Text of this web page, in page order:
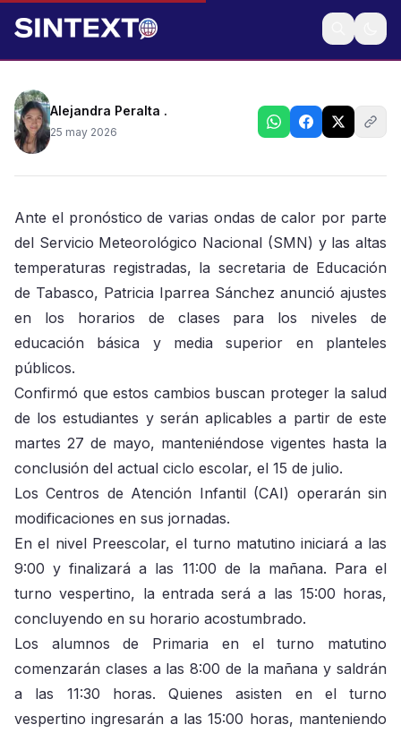
Entran en vigor a partir de este martes 26 de mayo
Alejandra Peralta .
25 may 2026
Ante el pronóstico de varias ondas de calor por parte
del Servicio Meteorológico Nacional (SMN) y las altas
temperaturas registradas, la secretaria de Educación
de Tabasco, Patricia Iparrea Sánchez anunció ajustes
en los horarios de clases para los niveles de
educación básica y media superior en planteles
públicos.
Confirmó que estos cambios buscan proteger la salud
de los estudiantes y serán aplicables a partir de este
martes 27 de mayo, manteniéndose vigentes hasta la
conclusión del actual ciclo escolar, el 15 de julio.
Los Centros de Atención Infantil (CAI) operarán sin
modificaciones en sus jornadas.
En el nivel Preescolar, el turno matutino iniciará a las
9:00 y finalizará a las 11:00 de la mañana. Para el
turno vespertino, la entrada será a las 15:00 horas,
concluyendo en su horario acostumbrado.
Los alumnos de Primaria en el turno matutino
comenzarán clases a las 8:00 de la mañana y saldrán
a las 11:30 horas. Quienes asisten en el turno
vespertino ingresarán a las 15:00 horas, manteniendo